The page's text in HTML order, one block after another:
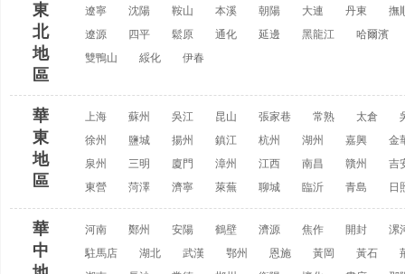
東
北
地
區
遼寧 沈陽 鞍山 本溪 朝陽 大連 丹東
撫
遼源
四平 鬆原 通化 延邊 黑龍江
哈爾濱
雙鴨山
綏化 伊春
華
東
地
區
上海 蘇州 吳江 昆山 張家巷 常熟 太倉
徐州
鹽城 揚州 鎮江 杭州 湖州 嘉興
金
泉州
三明 廈門 漳州 江西 南昌 贛州
吉
東營
菏澤 濟寧 萊蕪 聊城 臨沂 青島 日
華
中
河南 鄭州 安陽 鶴壁 濟源 焦作 開封
漯
駐馬店
湖北 武漢 鄂州 恩施 黃岡 黃石